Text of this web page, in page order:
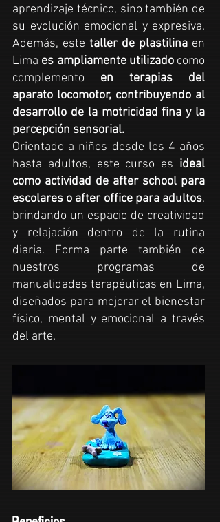
aprendizaje técnico, sino también de
su evolución emocional y expresiva.
Además, este taller de plastilina en
Lima es ampliamente utilizadocomo
complemento en terapias del
aparato locomotor, contribuyendo al
desarrollo de la motricidad fina y la
percepción sensorial.
Orientado a niños desde los 4 años
hasta adultos, este curso es ideal
como actividad de after school para
escolares o after office para adultos,
brindando un espacio de creatividad
y relajación dentro de la rutina
diaria. Forma parte también de
nuestros programas de
manualidades terapéuticas en Lima,
diseñados para mejorar el bienestar
físico, mental y emocional a través
del arte.